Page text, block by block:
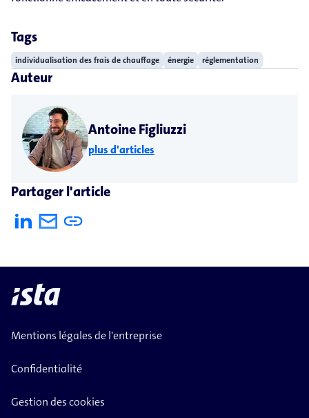
Tags
individualisation des frais de chauffage énergie réglementation
Auteur
Antoine Figliuzzi
plus d'articles
Partager l'article
Mentions légales de l'entreprise
Confidentialité
Gestion des cookies